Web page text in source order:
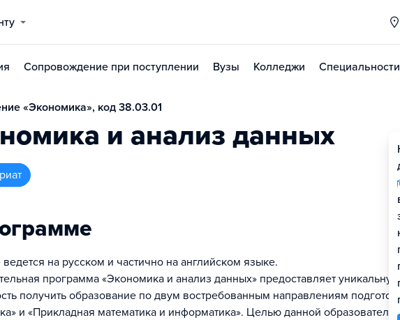
Сопровождение при поступлении Вузы Колледжи Специальности
«Экономика», код 38.03.01
и анализ данных
на русском и частично на английском языке.
программа «Экономика и анализ данных» предоставляет уникальную
получить образование по двум востребованным направлениям
и «Прикладная математика и информатика». Целью данной